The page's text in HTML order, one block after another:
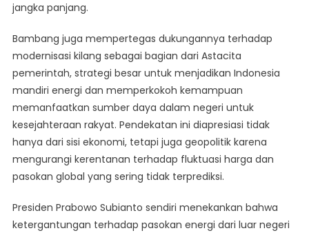
jangka panjang.
Bambang juga mempertegas dukungannya terhadap
modernisasi kilang sebagai bagian dari Astacita
pemerintah, strategi besar untuk menjadikan Indonesia
mandiri energi dan memperkokoh kemampuan
memanfaatkan sumber daya dalam negeri untuk
kesejahteraan rakyat. Pendekatan ini diapresiasi tidak
hanya dari sisi ekonomi, tetapi juga geopolitik karena
mengurangi kerentanan terhadap fluktuasi harga dan
pasokan global yang sering tidak terprediksi.
Presiden Prabowo Subianto sendiri menekankan bahwa
ketergantungan terhadap pasokan energi dari luar negeri